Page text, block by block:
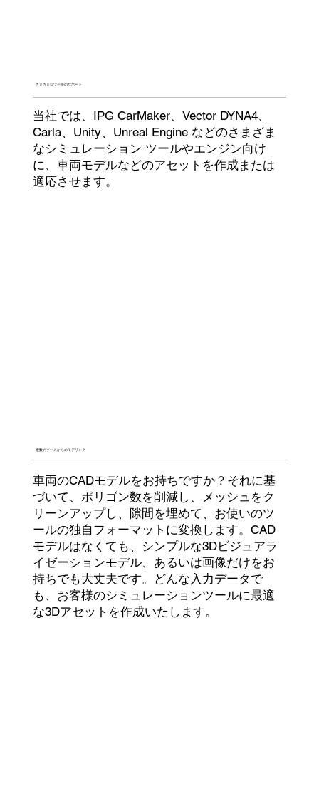
さまざまなツールのサポート
当社では、IPG CarMaker、Vector DYNA4、
Carla、Unity、Unreal Engine などのさまざま
なシミュレーション ツールやエンジン向け
に、車両モデルなどのアセットを作成または
適応させます。
複数のソースからのモデリング
車両のCADモデルをお持ちですか？それに基
づいて、ポリゴン数を削減し、メッシュをク
リーンアップし、隙間を埋めて、お使いのツ
ールの独自フォーマットに変換します。CAD
モデルはなくても、シンプルな3Dビジュアラ
イゼーションモデル、あるいは画像だけをお
持ちでも大丈夫です。どんな入力データで
も、お客様のシミュレーションツールに最適
な3Dアセットを作成いたします。